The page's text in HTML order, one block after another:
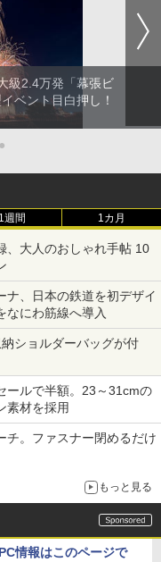
級2.4万発「幕張ビ
ベント目白押し！
●
1週間 1カ月
、大人のおしゃれ手帖 10
ナ、日本の鉄道を初デザイ
なにわ筋線へ導入
ショルダーバッグが付
ールで半額。23～31cmの
素材を採用
チ。ファスナー閉めるだけ
もっと見る
情報はこのページで